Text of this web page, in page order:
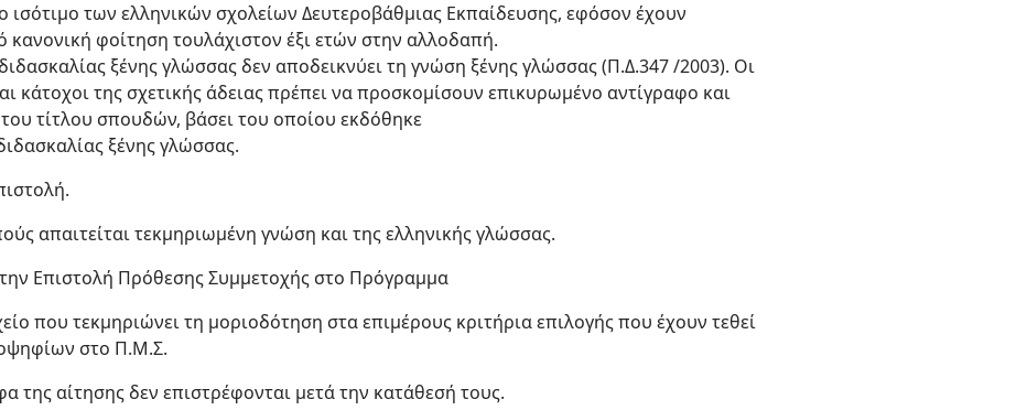
ισότιμο των ελληνικών σχολείων Δευτεροβάθμιας Εκπαίδευσης, εφόσον έχουν
κανονική φοίτηση τουλάχιστον έξι ετών στην αλλοδαπή.
ξένης γλώσσας δεν αποδεικνύει τη γνώση ξένης γλώσσας (Π.Δ.347 /2003). Οι
κάτοχοι της σχετικής άδειας πρέπει να προσκομίσουν επικυρωμένο αντίγραφο και
τίτλου σπουδών, βάσει του οποίου εκδόθηκε
ξένης γλώσσας.
απαιτείται τεκμηριωμένη γνώση και της ελληνικής γλώσσας.
Επιστολή Πρόθεσης Συμμετοχής στο Πρόγραμμα
που τεκμηριώνει τη μοριοδότηση στα επιμέρους κριτήρια επιλογής που έχουν τεθεί
στο Π.Μ.Σ.
της αίτησης δεν επιστρέφονται μετά την κατάθεσή τους.